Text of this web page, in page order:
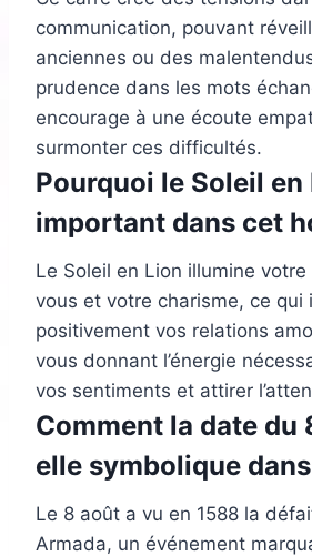
communication, pouvant
anciennes ou des
prudence dans les mots
encourage à une écoute
surmonter ces difficultés.
Pourquoi le Soleil
important dans cet
Le Soleil en Lion illumine
vous et votre charisme, ce qui
positivement vos relations
vous donnant l’énergie
vos sentiments et attirer
Comment la date du
elle symbolique
Le 8 août a vu en 1588 la
Armada, un événement